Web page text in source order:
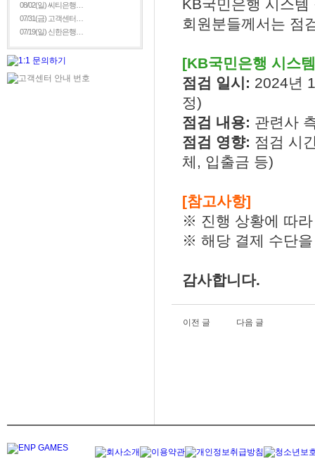
08/02(일) 씨티은행…
07/31(금) 고객센터…
07/19(일) 신한은행…
KB국민은행 시스
회원분들께서는 점
[KB국민은행 시스
점검 일시: 2024년
정)
점검 내용: 관련사
점검 영향: 점검 시
체, 입출금 등)
[참고사항]
※ 진행 상황에 따
※ 해당 결제 수단
감사합니다.
이전 글 다음 글